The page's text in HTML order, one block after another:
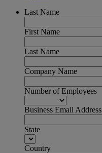
Last Name
First Name
Last Name
Company Name
Number of Employees
Business Email Address
State
Country